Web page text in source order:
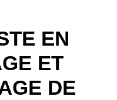
EN
ET
DE